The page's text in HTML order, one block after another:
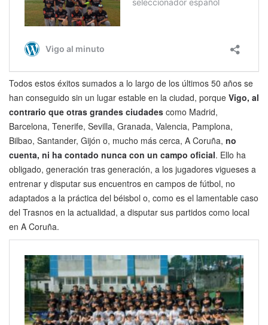
Todos estos éxitos sumados a lo largo de los últimos 50 años se
han conseguido sin un lugar estable en la ciudad, porque Vigo, al
contrario que otras grandes ciudades como Madrid,
Barcelona, Tenerife, Sevilla, Granada, Valencia, Pamplona,
Bilbao, Santander, Gijón o, mucho más cerca, A Coruña, no
cuenta, ni ha contado nunca con un campo oficial. Ello ha
obligado, generación tras generación, a los jugadores vigueses a
entrenar y disputar sus encuentros en campos de fútbol, no
adaptados a la práctica del béisbol o, como es el lamentable caso
del Trasnos en la actualidad, a disputar sus partidos como local
en A Coruña.